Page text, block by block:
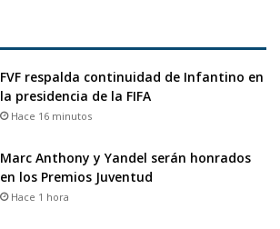
FVF respalda continuidad de Infantino en
la presidencia de la FIFA
Hace 16 minutos
Marc Anthony y Yandel serán honrados
en los Premios Juventud
Hace 1 hora